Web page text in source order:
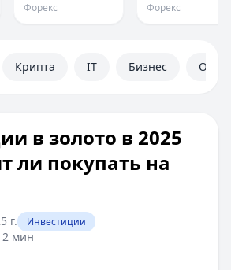
Форекс
Форекс
Крипта IT Бизнес
в золото в 2025
ли покупать на
г. Инвестиции
2 мин